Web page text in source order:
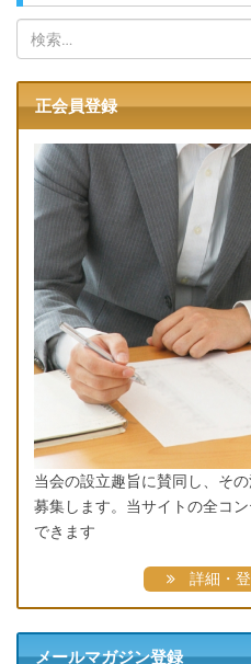
索:
正会員登録
当会の設立趣旨に賛同し、そ
募集します。当サイトの全コ
できます
詳細・
メールマガジン登録